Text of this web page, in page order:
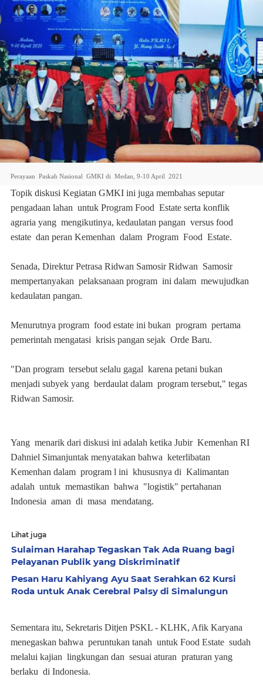
Perayaan Paskah Nasional GMKI di Medan, 9-10 April 2021
Topik diskusi Kegiatan GMKI ini juga membahas seputar
pengadaan lahan untuk Program Food Estate serta konflik
agraria yang mengikutinya, kedaulatan pangan versus food
estate dan peran Kemenhan dalam Program Food Estate.
Senada, Direktur Petrasa Ridwan Samosir Ridwan Samosir
mempertanyakan pelaksanaan program ini dalam mewujudkan
kedaulatan pangan.
Menurutnya program food estate ini bukan program pertama
pemerintah mengatasi krisis pangan sejak Orde Baru.
"Dan program tersebut selalu gagal karena petani bukan
menjadi subyek yang berdaulat dalam program tersebut," tegas
Ridwan Samosir.
Yang menarik dari diskusi ini adalah ketika Jubir Kemenhan RI
Dahniel Simanjuntak menyatakan bahwa keterlibatan
Kemenhan dalam program l ini khususnya di Kalimantan
adalah untuk memastikan bahwa "logistik" pertahanan
Indonesia aman di masa mendatang.
Lihat juga
Sulaiman Harahap Tegaskan Tak Ada Ruang bagi
Pelayanan Publik yang Diskriminatif
Pesan Haru Kahiyang Ayu Saat Serahkan 62 Kursi
Roda untuk Anak Cerebral Palsy di Simalungun
Sementara itu, Sekretaris Ditjen PSKL - KLHK, Afik Karyana
menegaskan bahwa peruntukan tanah untuk Food Estate sudah
melalui kajian lingkungan dan sesuai aturan praturan yang
berlaku di Indonesia.